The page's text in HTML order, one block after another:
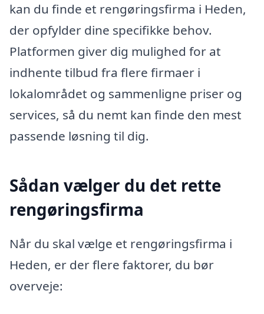
kan du finde et rengøringsfirma i Heden,
der opfylder dine specifikke behov.
Platformen giver dig mulighed for at
indhente tilbud fra flere firmaer i
lokalområdet og sammenligne priser og
services, så du nemt kan finde den mest
passende løsning til dig.
Sådan vælger du det rette
rengøringsfirma
Når du skal vælge et rengøringsfirma i
Heden, er der flere faktorer, du bør
overveje: